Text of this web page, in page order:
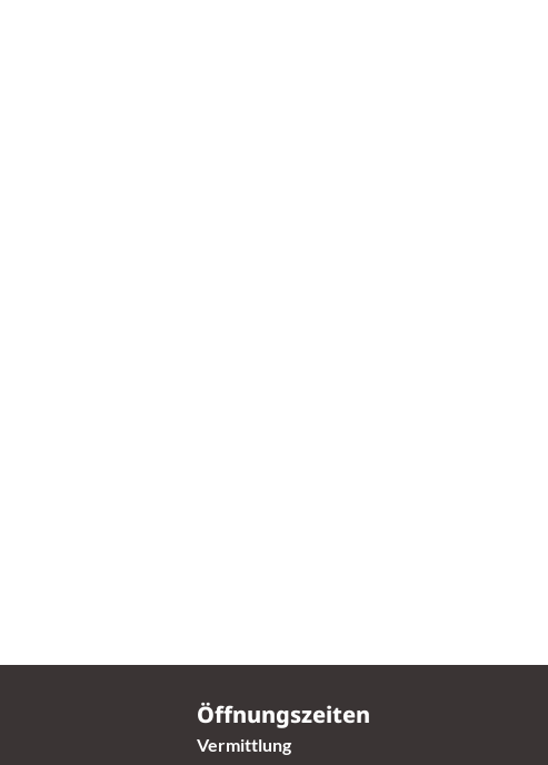
Öffnungszeiten
Vermittlung